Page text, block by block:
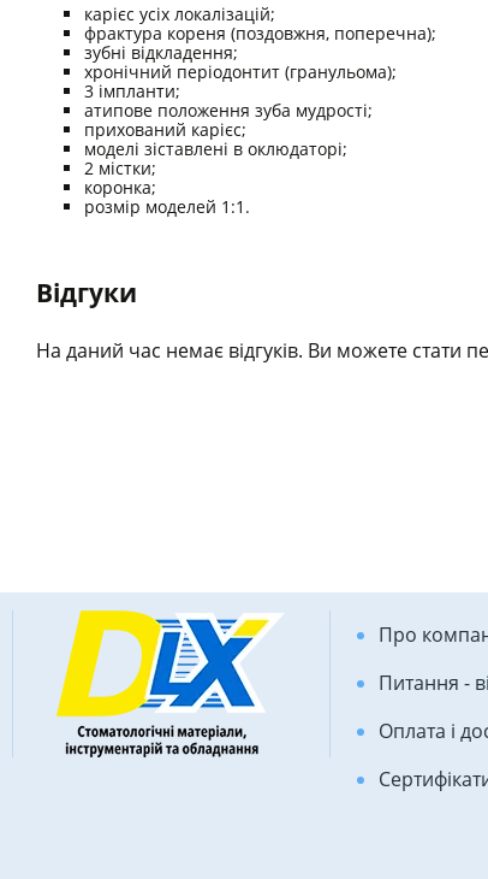
карієс усіх локалізацій;
фрактура кореня (поздовжня, поперечна);
зубні відкладення;
хронічний періодонтит (гранульома);
3 імпланти;
атипове положення зуба мудрості;
прихований карієс;
моделі зіставлені в оклюдаторі;
2 містки;
коронка;
розмір моделей 1:1.
Відгуки
На даний час немає відгуків. Ви можете стати
Про
Питання -
Оплата і